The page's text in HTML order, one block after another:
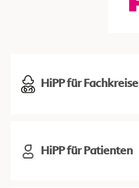
HiPP für Fachkreise
HiPP für Patienten